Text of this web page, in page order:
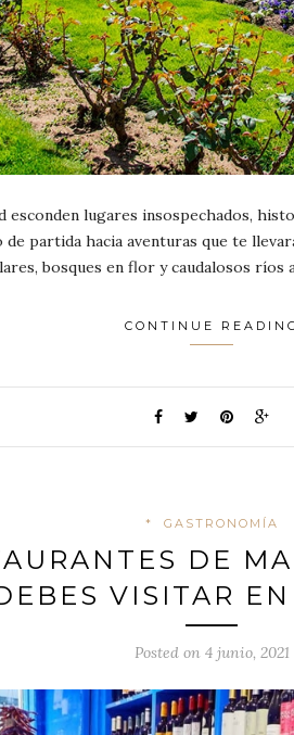
esconden lugares insospechados,
de partida hacia aventuras que te
bosques en flor y caudalosos ríos
CONTINUE READING
* GASTRONOMÍA
DE
VISITAR
Posted on 4 junio, 2021